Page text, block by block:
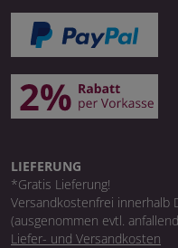
LIEFERUNG
*Gratis Lieferung!
Versandkostenfrei innerhalb
(ausgenommen evtl.
Liefer- und Versandkosten